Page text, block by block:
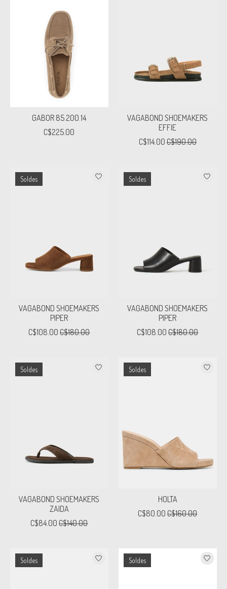
GABOR 85.200.14
C$225.00
VAGABOND SHOEMAKERS
EFFIE
C$114.00 C$190.00
Soldes
VAGABOND SHOEMAKERS
PIPER
C$108.00 C$180.00
Soldes
VAGABOND SHOEMAKERS
PIPER
C$108.00 C$180.00
Soldes
VAGABOND SHOEMAKERS
ZAIDA
C$84.00 C$140.00
Soldes
HOLTA
C$80.00 C$160.00
Soldes Soldes